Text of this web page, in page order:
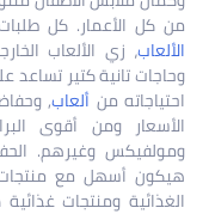
من كل الأعمار. كل
الألعاب، زي الألعاب
وحاجات تانية كتير
احتياجاته من ألعاب,
الأسعار ومن أقوى
ومولفيكس وغيرهم.
هيكون أسهل مع
الغذائية ومنتجات